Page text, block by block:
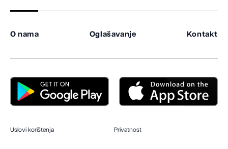
O nama Oglašavanje Kontakt
Uslovi korištenja Privatnost